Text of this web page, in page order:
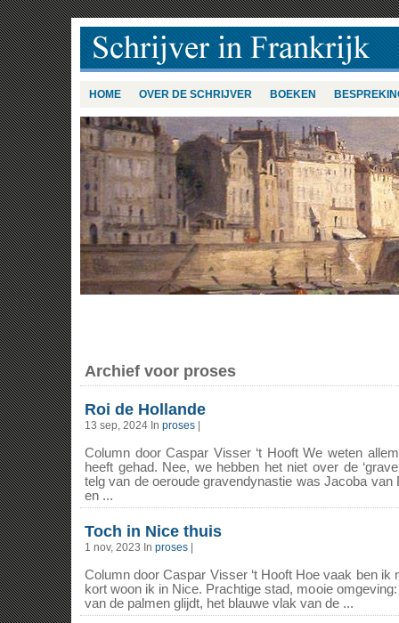
HOME OVER DE SCHRIJVER BOEKEN
Archief voor proses
Roi de Hollande
13 sep, 2024 In proses
Column door Caspar Visser ‘t Hooft We weten
heeft gehad. Nee, we hebben het niet over de
telg van de oeroude gravendynastie was Jacoba van
en ...
Toch in Nice thuis
1 nov, 2023 In proses
Column door Caspar Visser ‘t Hooft Hoe vaak ben ik
kort woon ik in Nice. Prachtige stad, mooie
van de palmen glijdt, het blauwe vlak van de ...